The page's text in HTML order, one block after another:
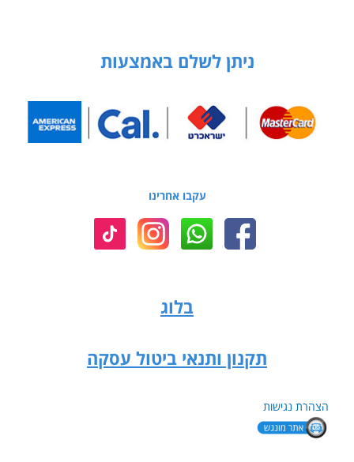
ניתן לשלם באמצעות
עקבו אחרינו
בלוג
תקנון ותנאי ביטול עסקה
הצהרת נגישות